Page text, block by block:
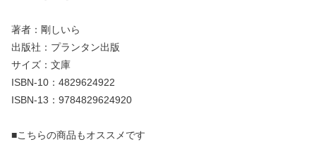
著者：剛しいら
出版社：プランタン出版
サイズ：文庫
ISBN-10：4829624922
ISBN-13：9784829624920
■こちらの商品もオススメです